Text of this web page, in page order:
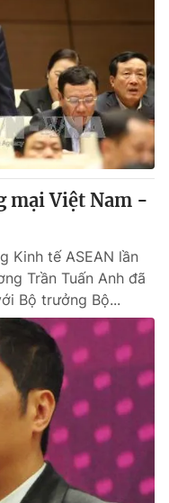
mại Việt Nam -
Kinh tế ASEAN lần
Trần Tuấn Anh đã
Bộ trưởng Bộ...